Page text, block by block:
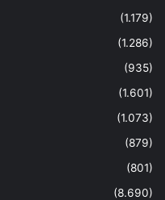
(1.179)
(1.286)
(935)
(1.601)
(1.073)
(879)
(801)
(8.690)